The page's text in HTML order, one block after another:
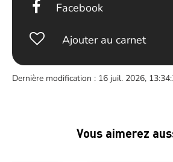
Facebook
Ajouter au carnet
Dernière modification : 16 juil. 2026,
Vous aimerez